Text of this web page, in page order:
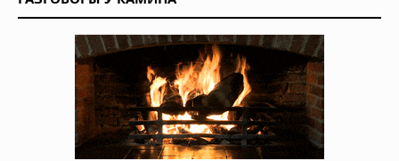
насильников по одному их звуку
13.07.2026 в 09:00
Медузы заживляют раны за минуты
без рубцов: учёные раскрыли
механизм, который может изменить
медицину